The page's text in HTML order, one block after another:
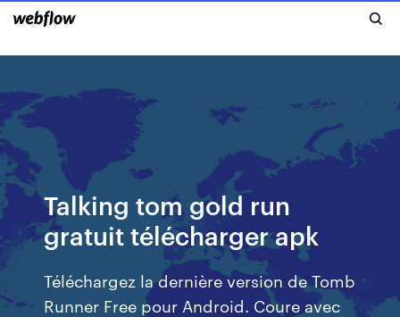
Talking tom gold run
gratuit télécharger apk
Téléchargez la dernière version de Tomb
Runner Free pour Android. Coure avec